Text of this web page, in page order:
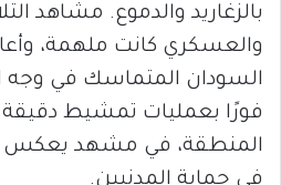
بالزغاريد والدموع. مشاهد
والعسكري كانت ملهمة،
السودان المتماسك في وجه
فورًا بعمليات تمشيط
المنطقة، في مشهد يعكس
في حماية المدنيين.